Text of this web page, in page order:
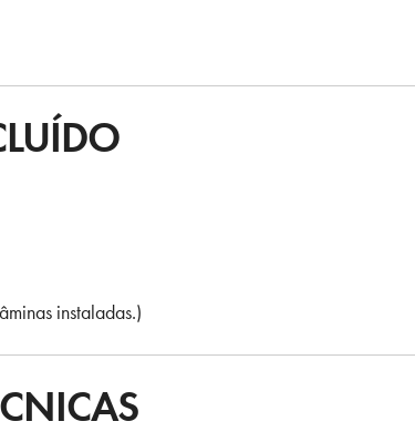
instaladas.)